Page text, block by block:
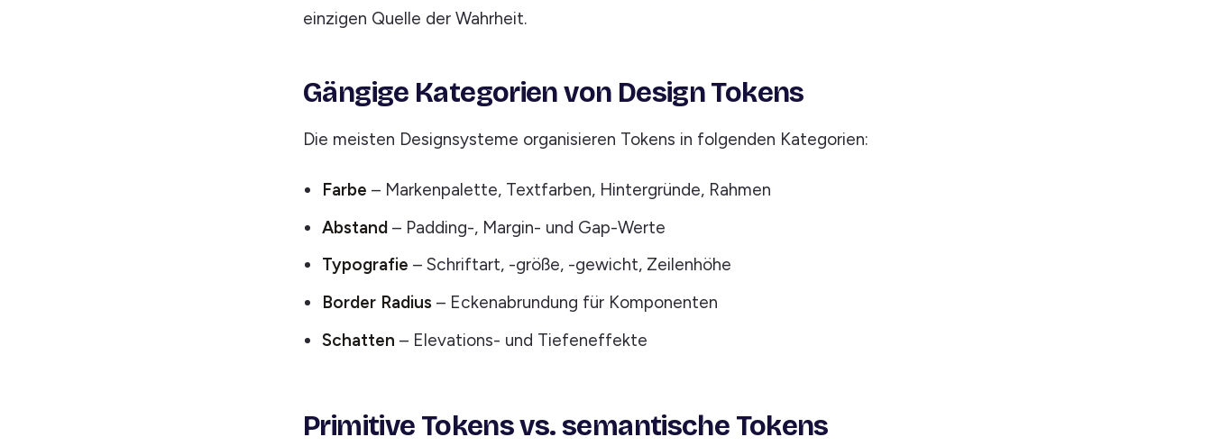
einzigen Quelle der Wahrheit.
Gängige Kategorien von Design Tokens
Die meisten Designsysteme organisieren Tokens in folgenden Kategorien:
Farbe – Markenpalette, Textfarben, Hintergründe, Rahmen
Abstand– Padding-, Margin- und Gap-Werte
Typografie – Schriftart, -größe, -gewicht, Zeilenhöhe
Border Radius – Eckenabrundung für Komponenten
Schatten – Elevations- und Tiefeneffekte
Primitive Tokens vs. semantische Tokens